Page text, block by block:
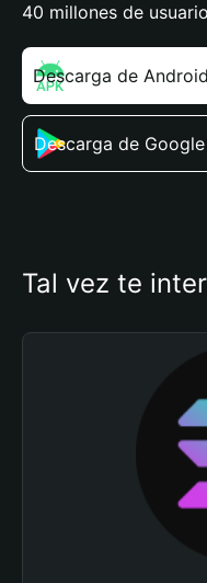
40 millones de
Descarga de
Descarga de
Tal vez te